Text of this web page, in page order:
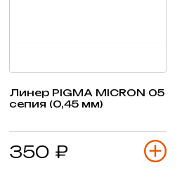
Линер PIGMA MICRON 05
сепия (0,45 мм)
350 ₽